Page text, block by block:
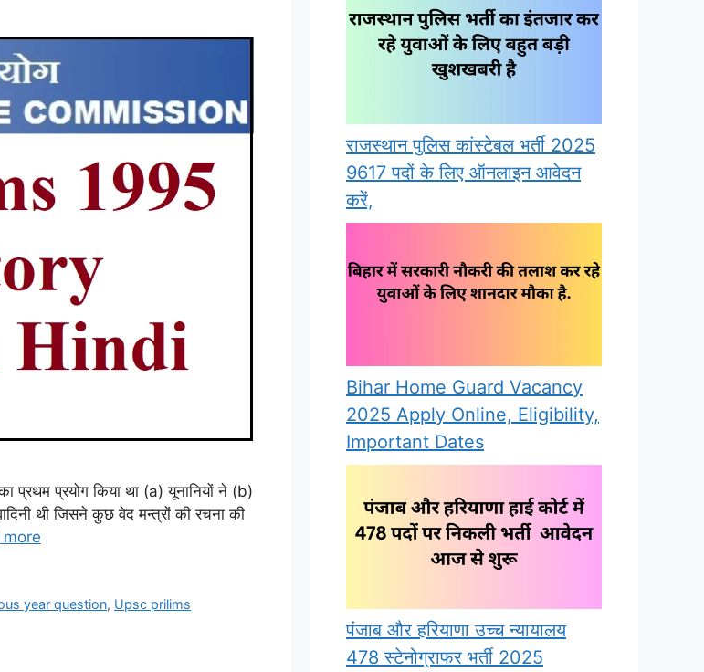
प्रयोग किया था (a) यूनानियों ने (b)
थी जिसने कुछ वेद मन्त्रों की रचना की
more
year question, Upsc prilims
राजस्थान पुलिस कांस्टेबल भर्ती 2025
9617 पदों के लिए ऑनलाइन आवेदन
करें,
Bihar Home Guard Vacancy
2025 Apply Online, Eligibility,
Important Dates
पंजाब और हरियाणा उच्च न्यायालय
478 स्टेनोग्राफर भर्ती 2025